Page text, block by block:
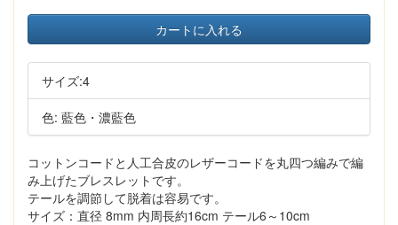
カートに入れる
サイズ:4
色: 藍色・濃藍色
コットンコードと人工合皮のレザーコードを丸四つ編みで編
み上げたブレスレットです。
テールを調節して脱着は容易です。
サイズ：直径 8mm 内周長約16cm テール6～10cm